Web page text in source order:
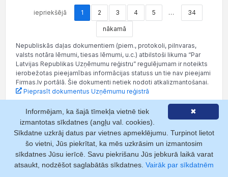
iepriekšējā 1 2 3 4 5 … 34
nākamā
Nepubliskās daļas dokumentiem (piem., protokoli, pilnvaras,
valsts notāra lēmumi, tiesas lēmumi, u.c.) atbilstoši likuma “Par
Latvijas Republikas Uzņēmumu reģistru” regulējumam ir noteikts
ierobežotas pieejamības informācijas statuss un tie nav pieejami
Firmas.lv portālā. Šie dokumenti netiek nodoti atkalizmantošanai.
Pieprasīt dokumentus Uzņēmumu reģistrā
Saistītie raksti
02.08.2024
✖
Informējam, ka šajā tīmekļa vietnē tiek
izmantotas sīkdatnes (angļu val. cookies).
Sīkdatne uzkrāj datus par vietnes apmeklējumu. Turpinot lietot
šo vietni, Jūs piekrītat, ka mēs uzkrāsim un izmantosim
sīkdatnes Jūsu ierīcē. Savu piekrišanu Jūs jebkurā laikā varat
atsaukt, nodzēšot saglabātās sīkdatnes. Vairāk par sīkdatnēm